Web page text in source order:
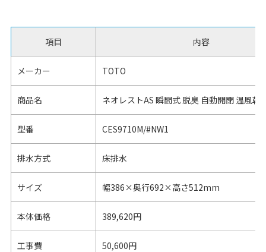
項目 内容
メーカー TOTO
商品名 ネオレストAS 瞬間式 脱臭 自動開閉 温風乾
型番 CES9710M/#NW1
排水方式 床排水
サイズ 幅386×奥行692×高さ512mm
本体価格 389,620円
工事費 50,600円